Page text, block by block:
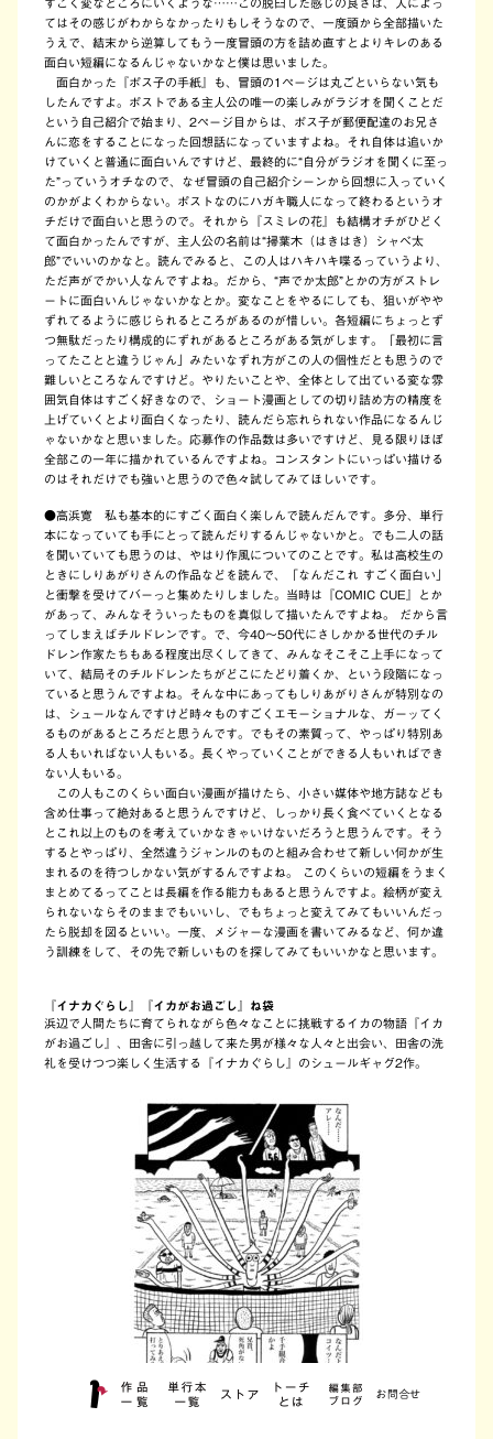
てはその感じがわからなかったりもしそうなので、一度頭から全部描いた
うえで、結末から逆算してもう一度冒頭の方を詰め直すとよりキレのある
面白い短編になるんじゃないかなと僕は思いました。
面白かった『ポス子の手紙』も、冒頭の1ページは丸ごといらない気も
したんですよ。ポストである主人公の唯一の楽しみがラジオを聞くことだ
という自己紹介で始まり、2ページ目からは、ポス子が郵便配達のお兄さ
んに恋をすることになった回想話になっていますよね。それ自体は追いか
けていくと普通に面白いんですけど、最終的に“自分がラジオを聞くに至っ
た”っていうオチなので、なぜ冒頭の自己紹介シーンから回想に入っていく
のかがよくわからない。ポストなのにハガキ職人になって終わるというオ
チだけで面白いと思うので。それから『スミレの花』も結構オチがひどく
て面白かったんですが、主人公の名前は“掃葉木（はきはき）シャべ太
郎”でいいのかなと。読んでみると、この人はハキハキ喋るっていうより、
ただ声がでかい人なんですよね。だから、“声でか太郎”とかの方がストレ
ートに面白いんじゃないかなとか。変なことをやるにしても、狙いがやや
ずれてるように感じられるところがあるのが惜しい。各短編にちょっとず
つ無駄だったり構成的にずれがあるところがある気がします。「最初に言
ってたことと違うじゃん」みたいなずれ方がこの人の個性だとも思うので
難しいところなんですけど。やりたいことや、全体として出ている変な雰
囲気自体はすごく好きなので、ショート漫画としての切り詰め方の精度を
上げていくとより面白くなったり、読んだら忘れられない作品になるんじ
ゃないかなと思いました。応募作の作品数は多いですけど、見る限りほぼ
全部この一年に描かれているんですよね。コンスタントにいっぱい描ける
のはそれだけでも強いと思うので色々試してみてほしいです。
●高浜寛 私も基本的にすごく面白く楽しんで読んだんです。多分、単行
本になっていても手にとって読んだりするんじゃないかと。でも二人の話
を聞いていても思うのは、やはり作風についてのことです。私は高校生の
ときにしりあがりさんの作品などを読んで、「なんだこれ すごく面白い」
と衝撃を受けてバーっと集めたりしました。当時は『COMIC CUE』とか
があって、みんなそういったものを真似して描いたんですよね。 だから言
ってしまえばチルドレンです。で、今40～50代にさしかかる世代のチル
ドレン作家たちもある程度出尽くしてきて、みんなそこそこ上手になって
いて、結局そのチルドレンたちがどこにたどり着くか、という段階になっ
ていると思うんですよね。そんな中にあってもしりあがりさんが特別なの
は、シュールなんですけど時々ものすごくエモーショナルな、ガーッてく
るものがあるところだと思うんです。でもその素質って、やっぱり特別あ
る人もいればない人もいる。長くやっていくことができる人もいればでき
ない人もいる。
この人もこのくらい面白い漫画が描けたら、小さい媒体や地方誌なども
含め仕事って絶対あると思うんですけど、しっかり長く食べていくとなる
とこれ以上のものを考えていかなきゃいけないだろうと思うんです。そう
するとやっぱり、全然違うジャンルのものと組み合わせて新しい何かが生
まれるのを待つしかない気がするんですよね。 このくらいの短編をうまく
まとめてるってことは長編を作る能力もあると思うんですよ。絵柄が変え
られないならそのままでもいいし、でもちょっと変えてみてもいいんだっ
たら脱却を図るといい。一度、メジャーな漫画を書いてみるなど、何か違
う訓練をして、その先で新しいものを探してみてもいいかなと思います。
『イナカぐらし』『イカがお過ごし』ね袋
浜辺で人間たちに育てられながら色々なことに挑戦するイカの物語『イカ
がお過ごし』、田舎に引っ越して来た男が様々な人々と出会い、田舎の洗
礼を受けつつ楽しく生活する『イナカぐらし』のシュールギャグ2作。